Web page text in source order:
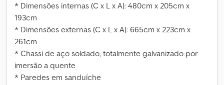
* Dimensões internas (C x L x A): 480cm x 205cm x
193cm
* Dimensões externas (C x L x A): 665cm x 223cm x
261cm
* Chassi de aço soldado, totalmente galvanizado por
imersão a quente
* Paredes em sanduíche